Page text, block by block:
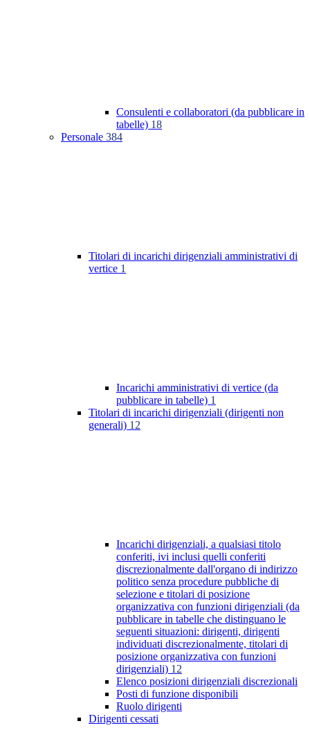
Consulenti e collaboratori (da pubblicare in
tabelle) 18
Personale 384
Titolari di incarichi dirigenziali amministrativi di
vertice 1
Incarichi amministrativi di vertice (da
pubblicare in tabelle) 1
Titolari di incarichi dirigenziali (dirigenti non
generali) 12
Incarichi dirigenziali, a qualsiasi titolo
conferiti, ivi inclusi quelli conferiti
discrezionalmente dall'organo di indirizzo
politico senza procedure pubbliche di
selezione e titolari di posizione
organizzativa con funzioni dirigenziali (da
pubblicare in tabelle che distinguano le
seguenti situazioni: dirigenti, dirigenti
individuati discrezionalmente, titolari di
posizione organizzativa con funzioni
dirigenziali) 12
Elenco posizioni dirigenziali discrezionali
Posti di funzione disponibili
Ruolo dirigenti
Dirigenti cessati